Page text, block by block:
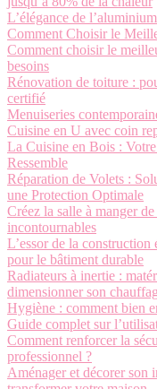
L’élégance de
Comment Choisir le
Comment choisir le
besoins
Rénovation de toiture :
certifié
Menuiseries
Cuisine en U avec coin
La Cuisine en Bois :
Ressemble
Réparation de Volets :
une Protection Optimale
Créez la salle à manger
incontournables
L’essor de la
pour le bâtiment durable
Radiateurs à inertie :
dimensionner son
Hygiène : comment bien
Guide complet sur
Comment renforcer la
professionnel ?
Aménager et décorer son